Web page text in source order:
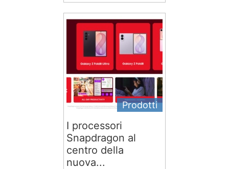
Prodotti
I processori
Snapdragon al
centro della
nuova...